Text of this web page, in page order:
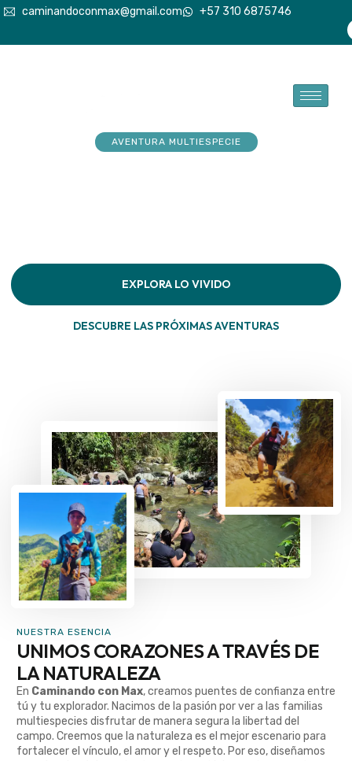
caminandoconmax@gmail.com +57 310 6875746
AVENTURA MULTIESPECIE
EXPLORA LO VIVIDO
DESCUBRE LAS PRÓXIMAS AVENTURAS
NUESTRA ESENCIA
UNIMOS CORAZONES A TRAVÉS DE
LA NATURALEZA
En Caminando con Max, creamos puentes de confianza entre
tú y tu explorador. Nacimos de la pasión por ver a las familias
multiespecies disfrutar de manera segura la libertad del
campo. Creemos que la naturaleza es el mejor escenario para
fortalecer el vínculo, el amor y el respeto. Por eso, diseñamos